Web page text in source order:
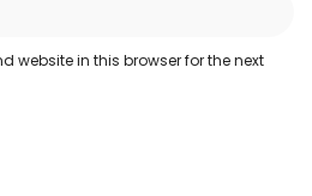
website in this browser for the next